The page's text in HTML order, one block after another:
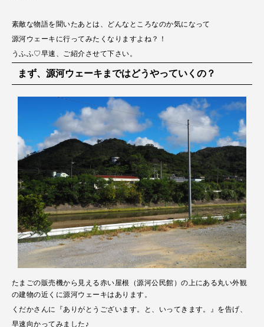
素敵な物語を聞いたあとは、どんなところなのか気になって
源河ウェーキに行ってみたくなりますよね？！
うふふ♡早速、ご紹介させて下さい。
まず、源河ウェーキまではどうやっていくの？
たまごの販売機から見える赤い屋根（源河公民館）の上にある丸い外観
の建物の近くに源河ウェーキはあります。
くだかさんに『ありがとうございます。と、いってきます。』を告げ、
早速向かってみました♪